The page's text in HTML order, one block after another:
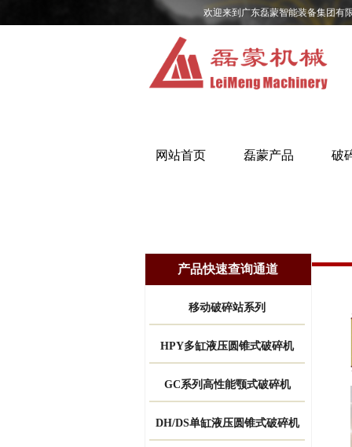
欢迎来到广东磊蒙智能装备集团有
网站首页 磊蒙产品 破
产品快速查询通道
移动破碎站系列
HPY多缸液压圆锥式破碎机
GC系列高性能颚式破碎机
DH/DS单缸液压圆锥式破碎机